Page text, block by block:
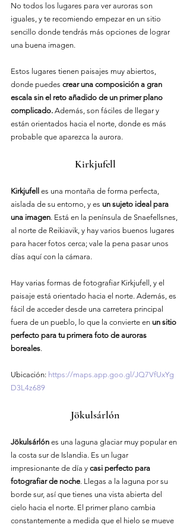
No todos los lugares para ver auroras son
iguales, y te recomiendo empezar en un sitio
sencillo donde tendrás más opciones de lograr
una buena imagen.
Estos lugares tienen paisajes muy abiertos,
donde puedes crear una composición a gran
escala sin el reto añadido de un primer plano
complicado. Además, son fáciles de llegar y
están orientados hacia el norte, donde es más
probable que aparezca la aurora.
Kirkjufell
Kirkjufell es una montaña de forma perfecta,
aislada de su entorno, y es un sujeto ideal para
una imagen. Está en la península de Snaefellsnes,
al norte de Reikiavik, y hay varios buenos lugares
para hacer fotos cerca; vale la pena pasar unos
días aquí con la cámara.
Hay varias formas de fotografiar Kirkjufell, y el
paisaje está orientado hacia el norte. Además, es
fácil de acceder desde una carretera principal
fuera de un pueblo, lo que la convierte en un sitio
perfecto para tu primera foto de auroras
boreales.
Ubicación: https://maps.app.goo.gl/JQ7VfUxYg
D3L4z689
Jökulsárlón
Jökulsárlón es una laguna glaciar muy popular en
la costa sur de Islandia. Es un lugar
impresionante de día y casi perfecto para
fotografiar de noche. Llegas a la laguna por su
borde sur, así que tienes una vista abierta del
cielo hacia el norte. El primer plano cambia
constantemente a medida que el hielo se mueve